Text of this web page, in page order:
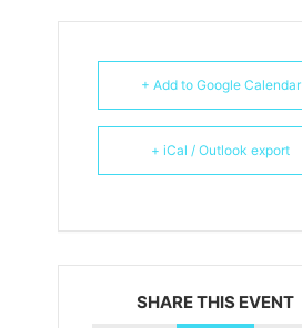
+ Add to Google Calendar
+ iCal / Outlook export
SHARE THIS EVENT